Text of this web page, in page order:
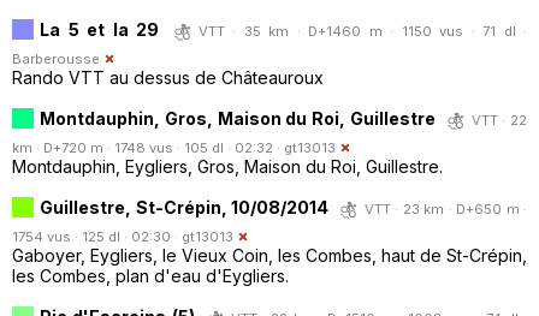
La 5 et la 29
VTT · 35 km · D+1460 m · 1150 vus · 71 dl ·
Barberousse
Rando VTT au dessus de Châteauroux
Montdauphin, Gros, Maison du Roi, Guillestre
VTT · 22
km · D+720 m · 1748 vus · 105 dl · 02:32 · gt13013
Montdauphin, Eygliers, Gros, Maison du Roi, Guillestre.
Guillestre, St-Crépin, 10/08/2014
VTT · 23 km · D+650 m ·
1754 vus · 125 dl · 02:30 · gt13013
Gaboyer, Eygliers, le Vieux Coin, les Combes, haut de St-Crépin,
les Combes, plan d'eau d'Eygliers.